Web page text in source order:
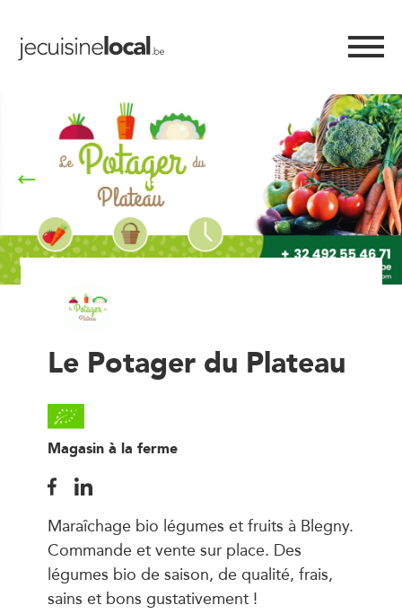
Retour à la liste
Le Potager du Plateau
Magasin à la ferme
Maraîchage bio légumes et fruits à Blegny.
Commande et vente sur place. Des
légumes bio de saison, de qualité, frais,
sains et bons gustativement !